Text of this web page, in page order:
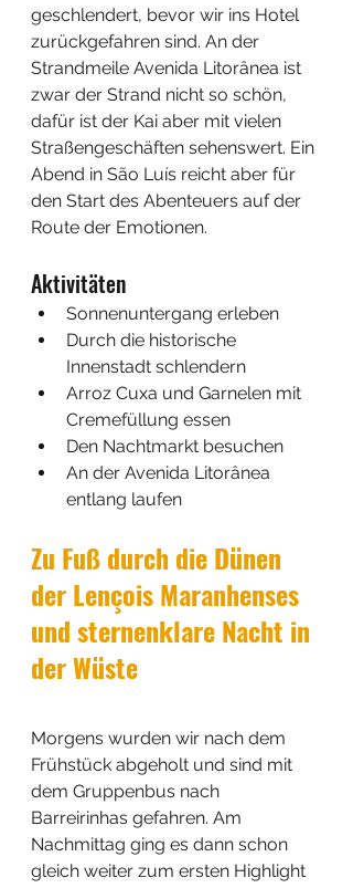
geschlendert, bevor wir ins Hotel
zurückgefahren sind. An der
Strandmeile Avenida Litorânea ist
zwar der Strand nicht so schön,
dafür ist der Kai aber mit vielen
Straßengeschäften sehenswert. Ein
Abend in São Luís reicht aber für
den Start des Abenteuers auf der
Route der Emotionen.
Aktivitäten
Sonnenuntergang erleben
Durch die historische
Innenstadt schlendern
Arroz Cuxa und Garnelen mit
Cremefüllung essen
Den Nachtmarkt besuchen
An der Avenida Litorânea
entlang laufen
Zu Fuß durch die Dünen
der Lençois Maranhenses
und sternenklare Nacht in
der Wüste
Morgens wurden wir nach dem
Frühstück abgeholt und sind mit
dem Gruppenbus nach
Barreirinhas gefahren. Am
Nachmittag ging es dann schon
gleich weiter zum ersten Highlight